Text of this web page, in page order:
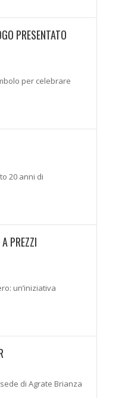
PRESENTATO
per celebrare
20 anni di
PREZZI
un’iniziativa
di Agrate Brianza